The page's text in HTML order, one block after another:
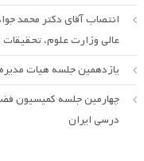
انتصاب آقای دکتر محمد
عالی وزارت علوم، تحقیقات
یازدهمین جلسه هیات
چهارمین جلسه کمیسیون
درسی ایران